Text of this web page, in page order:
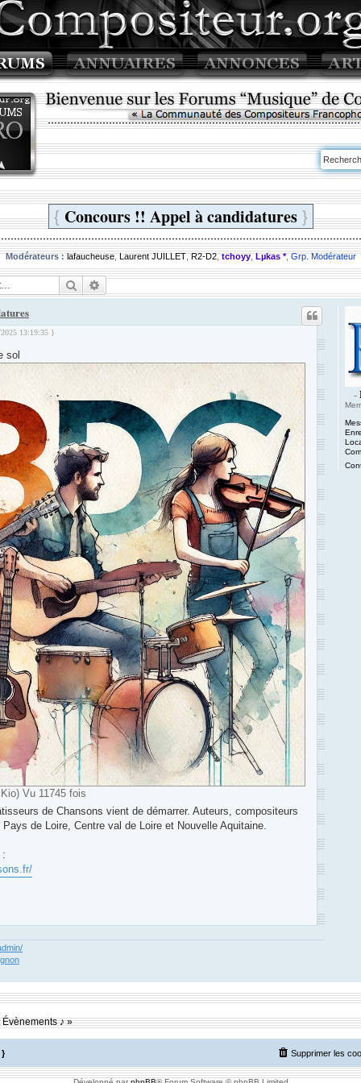
{ Concours !! Appel à candidatures }
Modérateurs : lafaucheuse,Laurent JUILLET,R2-D2,tchoyy,Lµkas *,Grp. Modérateur
Rechercher
-
13:19:35 }
sol
Vu 11745 fois
de Chansons vient de démarrer. Auteurs, compositeurs
de Loire, Centre val de Loire et Nouvelle Aquitaine.
:
♪ »
} Supprimer les